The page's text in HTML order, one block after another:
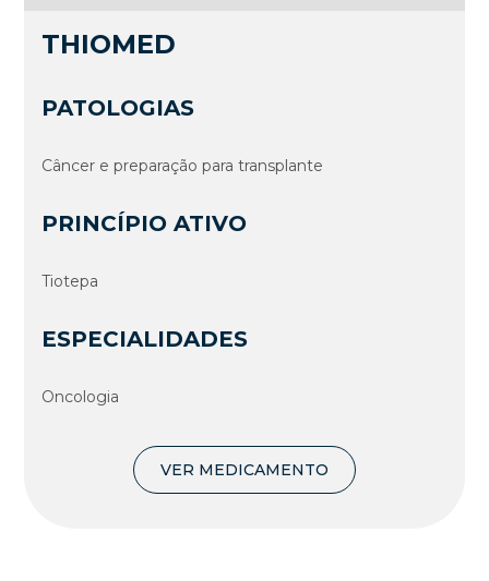
THIOMED
PATOLOGIAS
Câncer e preparação para transplante
PRINCÍPIO ATIVO
Tiotepa
ESPECIALIDADES
Oncologia
VER MEDICAMENTO